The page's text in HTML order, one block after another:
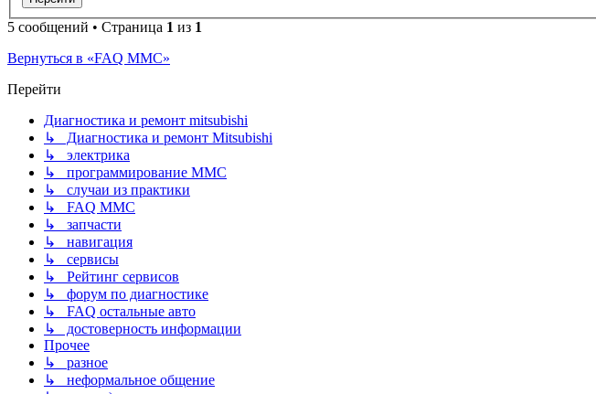
5 сообщений • Страница 1 из 1
Вернуться в «FAQ MMC»
Перейти
Диагностика и ремонт mitsubishi
↳ Диагностика и ремонт Mitsubishi
↳ электрика
↳ программирование MMC
↳ случаи из практики
↳ FAQ MMC
↳ запчасти
↳ навигация
↳ сервисы
↳ Рейтинг сервисов
↳ форум по диагностике
↳ FAQ остальные авто
↳ достоверность информации
Прочее
↳ разное
↳ неформальное общение